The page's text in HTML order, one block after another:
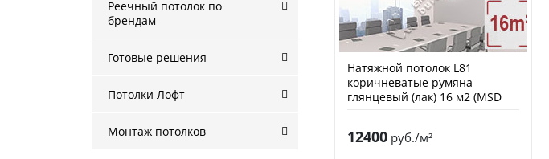
Реечный потолок по
брендам
Готовые решения
Потолки Лофт
Монтаж потолков
Натяжной потолок L81
коричневатые румяна
глянцевый (лак) 16 м2 (MSD
12400руб./м²